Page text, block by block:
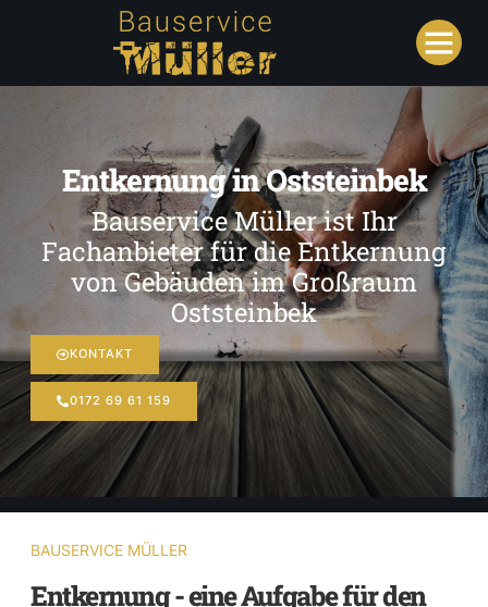
Entkernung in Oststeinbek
Bauservice Müller ist Ihr
Fachanbieter für die Entkernung
von Gebäuden im Großraum
Oststeinbek
KONTAKT
0172 69 61 159
BAUSERVICE MÜLLER
Entkernung - eine Aufgabe für den